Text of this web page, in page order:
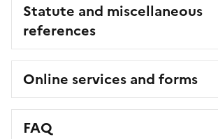
Statute and miscellaneous
references
Online services and forms
FAQ